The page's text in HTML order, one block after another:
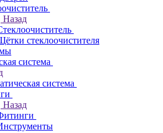
Назад
стеклоочистителя
система
система
Назад